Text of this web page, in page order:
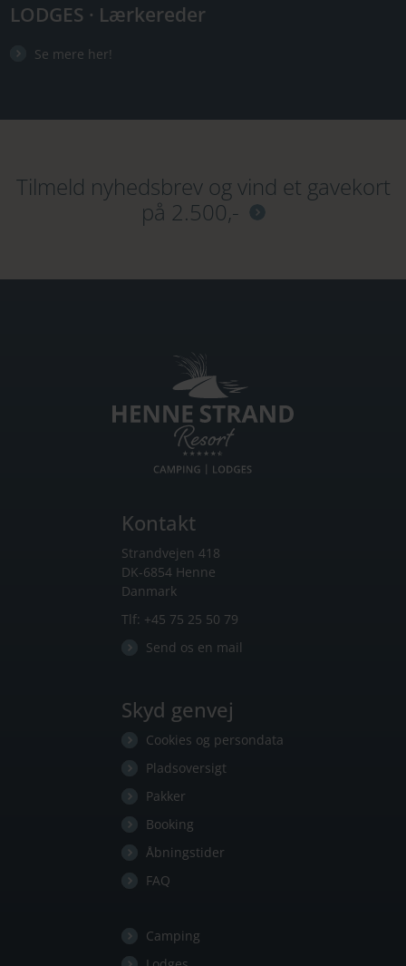
LODGES · Lærkereder
Se mere her!
Tilmeld nyhedsbrev og vind et gavekort
på 2.500,-
Kontakt
Strandvejen 418
DK-6854 Henne
Danmark
Tlf: +45 75 25 50 79
Send os en mail
Skyd genvej
Cookies og persondata
Pladsoversigt
Pakker
Booking
Åbningstider
FAQ
Camping